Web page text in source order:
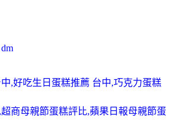
,好吃生日蛋糕推薦 台中,巧克力蛋糕
商母親節蛋糕評比,蘋果日報母親節蛋